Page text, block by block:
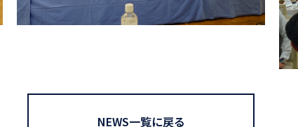
NEWS一覧に戻る